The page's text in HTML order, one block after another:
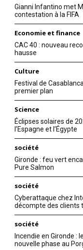
Gianni Infantino met
contestation à la FIFA
Economie et finance
CAC 40 : nouveau
hausse
Culture
Festival de
premier plan
Science
Éclipses solaires de
l’Espagne et l’Égypte
société
Gironde : feu vert
Pure Salmon
société
Cyberattaque chez
décompte des clients
société
Incendie en Gironde :
nouvelle phase au